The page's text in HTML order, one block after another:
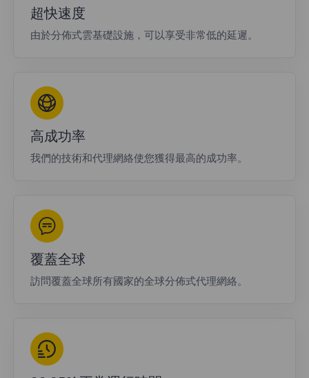
超快速度
由於分佈式雲基礎設施，可以享受非常低的延遲。
高成功率
我們的技術和代理網絡使您獲得最高的成功率。
覆蓋全球
訪問覆蓋全球所有國家的全球分佈式代理網絡。